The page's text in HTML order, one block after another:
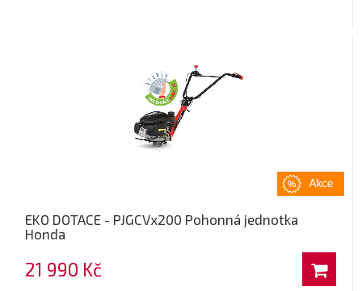
EKO DOTACE - PJGCVx200 Pohonná jednotka
Honda
21 990 Kč